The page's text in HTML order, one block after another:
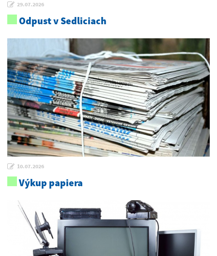
29.07.2026
Odpust v Sedliciach
10.07.2026
Výkup papiera